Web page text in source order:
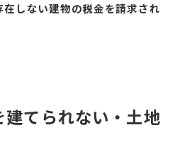
しない建物の税金を請求され
てられない・土地